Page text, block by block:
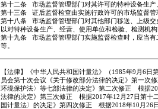
第十二条
市场监督管理部门对其许可的特种设备生
第十三条
证后监督检查由实施行政许可的市场监督
第十八条
市场监督管理部门对其他部门移送、上级
以对特种设备生产、经营、使用单位和检验、检测机
第十九条
市场监督管理部门实施监督检查时，应当
等。
【法律】《中华人民共和国计量法》（1985年9月6
员会第十次会议《关于修改部分法律的决定》第一次
环境保护法〉等七部法律的决定》第二次修正 根据
法律的决定》第三次修正 根据2017年12月27日第十
国计量法〉的决定》第四次修正 根据2018年10月26